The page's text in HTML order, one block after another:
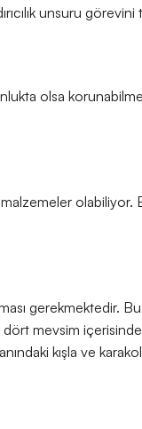
unsuru görevini
olsa
olabiliyor.
gerekmektedir. Bu
dört mevsim
kışla ve